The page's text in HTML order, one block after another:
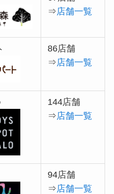
⇒店舗一覧
86店舗
⇒店舗一覧
144店舗
⇒店舗一覧
94店舗
⇒店舗一覧